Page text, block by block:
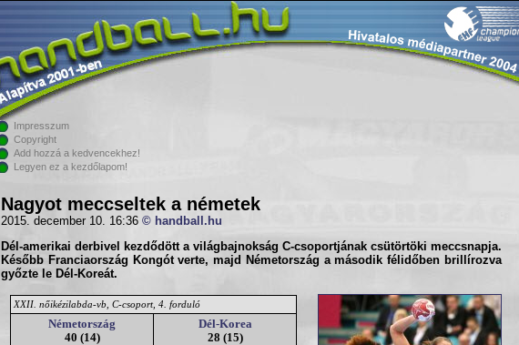
Impresszum
Copyright
Add hozzá a kedvencekhez!
Legyen ez a kezdőlapom!
Nagyot meccseltek a németek
2015. december 10. 16:36 © handball.hu
Dél-amerikai derbivel kezdődött a világbajnokság C-csoportjának csütörtöki meccsnapja.
Később Franciaország Kongót verte, majd Németország a második félidőben brillírozva
győzte le Dél-Koreát.
XXII. nőikézilabda-vb, C-csoport, 4. forduló
Németország
40 (14)
Dél-Korea
28 (15)